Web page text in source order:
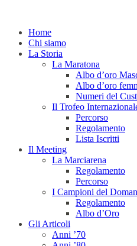
Home
Chi siamo
La Storia
La Maratona
Albo d’oro
Albo d’oro
Numeri del
Il Trofeo
Percorso
Regolamento
Lista Iscritti
Il Meeting
La Marciarena
Regolamento
Percorso
I Campioni del
Regolamento
Albo d’Oro
Gli Articoli
Anni ’70